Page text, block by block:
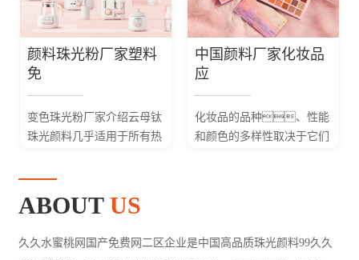
貌、...
颜料珠光粉厂家塑料
免
变色珠光粉厂家介绍云母钛
珠光颜料几乎适用于所有热
化，可产生明亮的
中国颜料厂家化妆品
应
化妆品的品种、性能
和颜色的多样性取决于它们
ABOUTUS
久久水蜜桃网国产免费网二区企业是中国高品质珠光颜料99久久